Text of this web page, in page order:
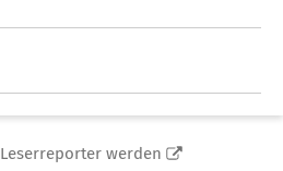
Leserreporter werden